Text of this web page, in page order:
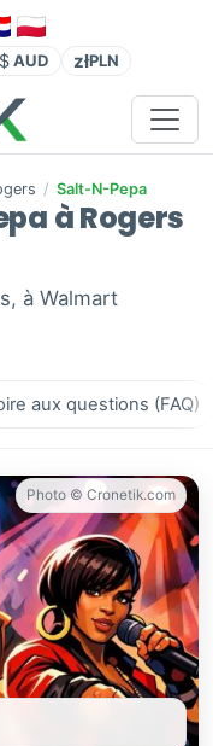
AUD złPLN
/ Salt-N-Pepa
à Rogers
à Walmart
aux questions (FAQ)
Photo © Cronetik.com